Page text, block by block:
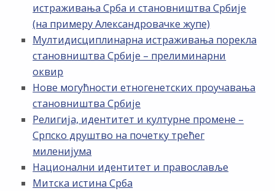
истраживања Срба и становништва Србије
(на примеру Александровачке жупе)
Мултидисциплинарна истраживања порекла
становништва Србије – прелиминарни
оквир
Нове могућности етногенетских проучавања
становништва Србије
Религија, идентитет и културне промене –
Српско друштво на почетку трећег
миленијума
Национални идентитет и православље
Митска истина Срба